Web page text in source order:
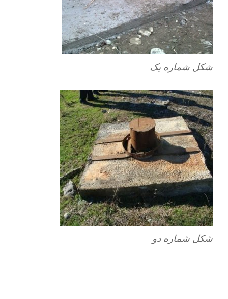
شکل شماره یک
شکل شماره دو